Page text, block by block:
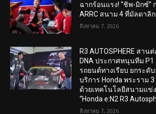
ฉากร้อนแรง! “ชิพ-มิกซ์”
ARRC สนาม 4 ที่มัลดาลิ
สิงหาคม 7, 2026
R3 AUTOSPHERE สาน
DNA ประกาศหนุนทีม P1
รถยนต์ทางเรียบ ยกระดั
บริการ Honda พระราม
ด้วยเทคโนโลยีสนามแข่
“Honda e:N2 R3
สิงหาคม 7, 2026